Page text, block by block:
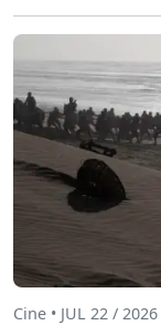
Cine • JUL 22 / 2026